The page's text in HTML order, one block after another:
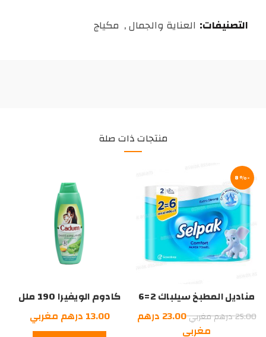
درهم
التصنيفات: العناية والجمال, مكياج
منتجات ذات صلة
-8%
مناديل المطبخ سيلباك 2=6
25.00درهم مغربيالسعر
الأصلي
23.00 درهم
مغربي
كادوم الويفيرا 190 ملل
13.00 درهم مغربي